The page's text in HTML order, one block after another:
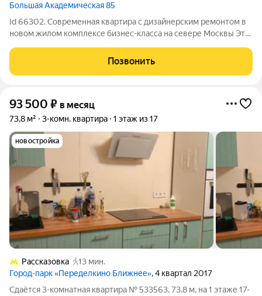
Большая Академическая 85
Id 66302. Современная квартира с дизайнерским ремонтом в
новом жилом комплексе бизнес-класса на севере Москвы Эта
сдан в 2026 году, и первым создать историю своего
пространства. Жилой комплекс
Позвонить
93 500 ₽ в месяц
73,8 м² 3-комн. квартира 1 этаж из 17
новостройка
Рассказовка
13 мин.
Город-парк «Переделкино Ближнее», 4 квартал 2017
Сдаётся 3-комнатная квартира № 533563, 73.8 м, на 1 этаже 17-